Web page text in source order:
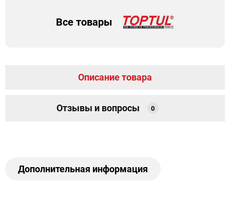
Все товары
Описание товара
Отзывы и вопросы 0
Дополнительная информация